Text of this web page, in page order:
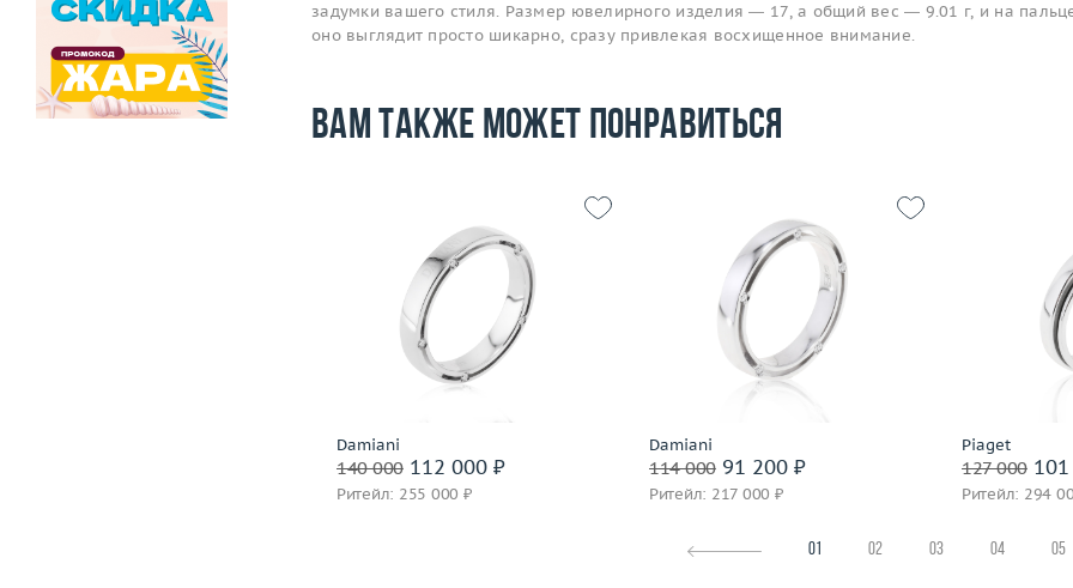
задумки вашего стиля. Размер ювелирного изделия — 17, а общий вес — 9.01 г, и на
оно выглядит просто шикарно, сразу привлекая восхищенное внимание.
Вам также может понравиться
Damiani
140 000112 000 ₽
Ритейл: 255 000 ₽
Материал
золото 750 пробы
Подробнее
Damiani
114 00091 200 ₽
Ритейл: 217 000 ₽
Материал
золото 750 пробы
Подробнее
Piaget
127 000101
Ритейл: 294
01 02 03 04 05